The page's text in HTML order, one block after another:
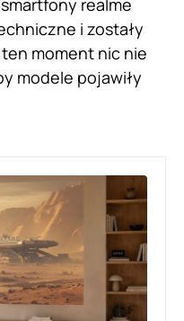
realme
i zostały
moment nic nie
modele pojawiły